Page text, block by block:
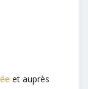
et auprès